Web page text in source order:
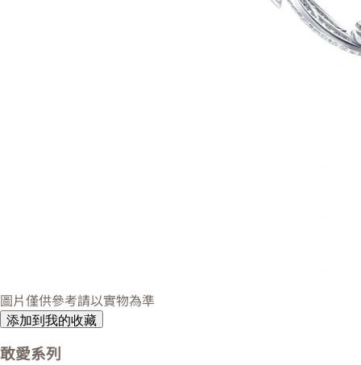
圖片僅供參考請以實物為準
添加到我的收藏
敢愛系列